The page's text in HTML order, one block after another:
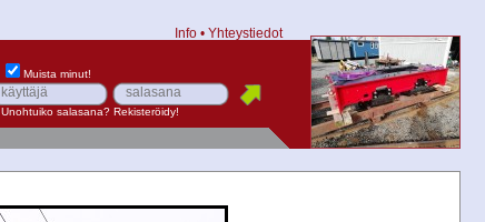
Info • Yhteystiedot
Muista minut!
Unohtuiko salasana? Rekisteröidy!